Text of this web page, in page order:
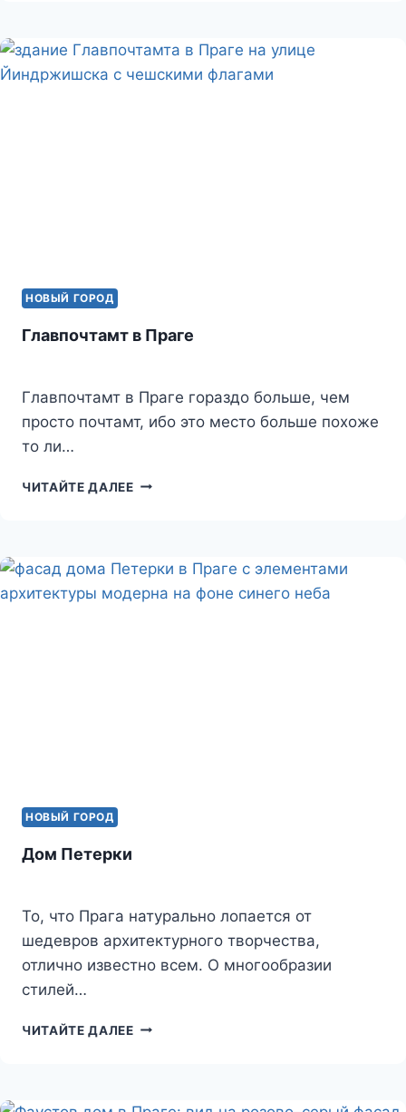
НОВЫЙ ГОРОД
Главпочтамт в Праге
Главпочтамт в Праге гораздо больше, чем
просто почтамт, ибо это место больше похоже
то ли…
ЧИТАЙТЕ ДАЛЕЕГЛАВПОЧТАМТ
НОВЫЙ ГОРОД
Дом Петерки
То, что Прага натурально лопается от
шедевров архитектурного творчества,
отлично известно всем. О многообразии
стилей…
ЧИТАЙТЕ ДАЛЕЕДОМ